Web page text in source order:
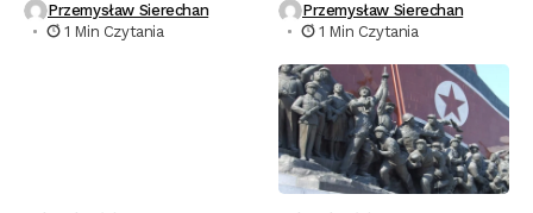
Przemysław Sierechan
1 Min Czytania
Przemysław Sierechan
1 Min Czytania